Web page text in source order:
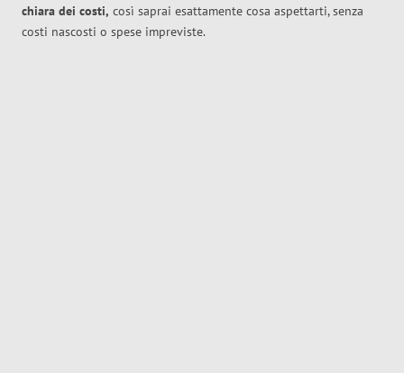
chiara dei costi, così saprai esattamente cosa aspettarti, senza
costi nascosti o spese impreviste.